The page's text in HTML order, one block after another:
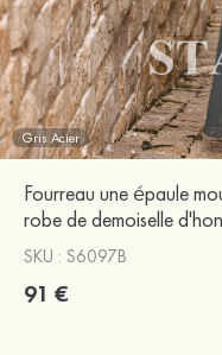
Gris Acier
Fourreau une épaule
robe de demoiselle
SKU : S6097B
91 €